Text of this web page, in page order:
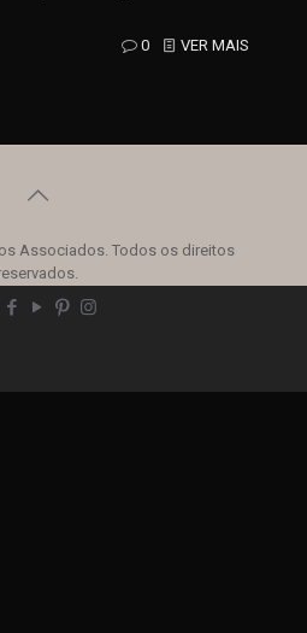
0 VER MAIS
Associados. Todos os direitos